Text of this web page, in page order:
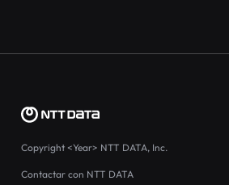
Copyright <Year> NTT DATA, Inc.
Contactar con NTT DATA